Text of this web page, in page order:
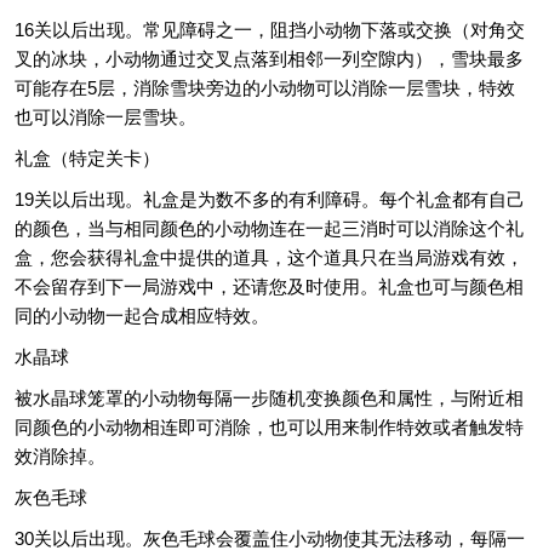
16关以后出现。常见障碍之一，阻挡小动物下落或交换（对角交
叉的冰块，小动物通过交叉点落到相邻一列空隙内），雪块最多
可能存在5层，消除雪块旁边的小动物可以消除一层雪块，特效
也可以消除一层雪块。
礼盒（特定关卡）
19关以后出现。礼盒是为数不多的有利障碍。每个礼盒都有自己
的颜色，当与相同颜色的小动物连在一起三消时可以消除这个礼
盒，您会获得礼盒中提供的道具，这个道具只在当局游戏有效，
不会留存到下一局游戏中，还请您及时使用。礼盒也可与颜色相
同的小动物一起合成相应特效。
水晶球
被水晶球笼罩的小动物每隔一步随机变换颜色和属性，与附近相
同颜色的小动物相连即可消除，也可以用来制作特效或者触发特
效消除掉。
灰色毛球
30关以后出现。灰色毛球会覆盖住小动物使其无法移动，每隔一